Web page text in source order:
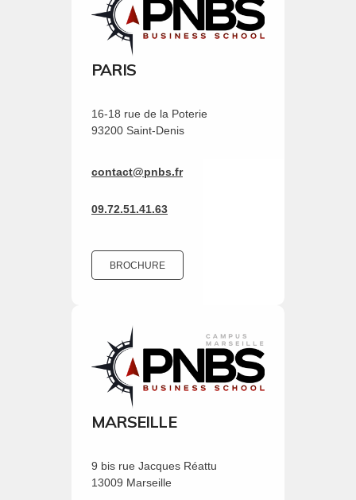
PARIS
16-18 rue de la Poterie
93200 Saint-Denis
contact@pnbs.fr
09.72.51.41.63
BROCHURE
MARSEILLE
9 bis rue Jacques Réattu
13009 Marseille